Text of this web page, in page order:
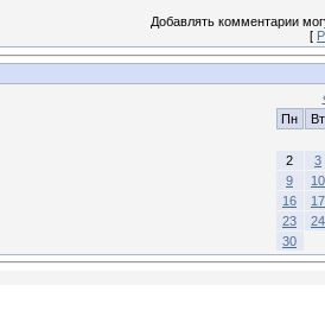
Добавлять комментарии
[
Пн
Вт
2
3
9
10
16
17
23
24
30